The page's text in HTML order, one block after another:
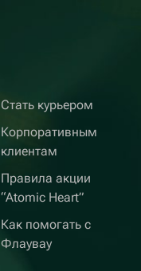
Стать курьером
Корпоративным
клиентам
Правила акции
“Atomic Heart”
Как помогать с
Флаувау